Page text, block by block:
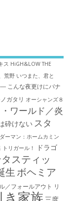
ス HiGH&LOW THE
荒野 いつまた、君と
― こんな夜更けにバナ
ガタリ オーシャンズ８
ワールド／炎
砕けない スタ
ーマン：ホームカミン
トリガール！
ドラゴ
スティッ
生 ボヘミア
／フォールアウト リ
き家族